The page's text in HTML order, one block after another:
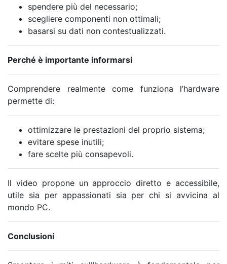
spendere più del necessario;
scegliere componenti non ottimali;
basarsi su dati non contestualizzati.
Perché è importante informarsi
Comprendere realmente come funziona l’hardware
permette di:
ottimizzare le prestazioni del proprio sistema;
evitare spese inutili;
fare scelte più consapevoli.
Il video propone un approccio diretto e accessibile,
utile sia per appassionati sia per chi si avvicina al
mondo PC.
Conclusioni